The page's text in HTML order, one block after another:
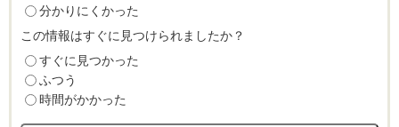
分かりにくかった
この情報はすぐに見つけられましたか？
すぐに見つかった
ふつう
時間がかかった